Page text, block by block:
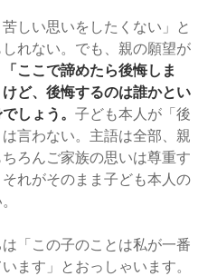
しい思いをしたくない」と
れない。でも、親の願望が
「ここで諦めたら後悔しま
ど、後悔するのは誰かとい
しょう。子ども本人が「後
言わない。主語は全部、親
ろんご家族の思いは尊重す
れがそのまま子ども本人の
「この子のことは私が一番
ます」とおっしゃいます。